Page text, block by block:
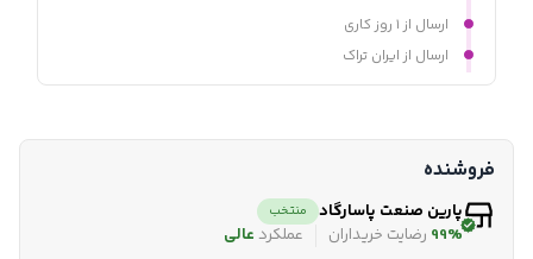
ارسال از ۱ روز کاری
ارسال از ایران تراک
فروشنده
پارین صنعت پاسارگاد منتخب
99% رضایت خریداران عملکرد عالی